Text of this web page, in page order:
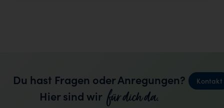
Du hast Fragen oder Anregungen?
Hier sind wir für dich da.
Kontakt